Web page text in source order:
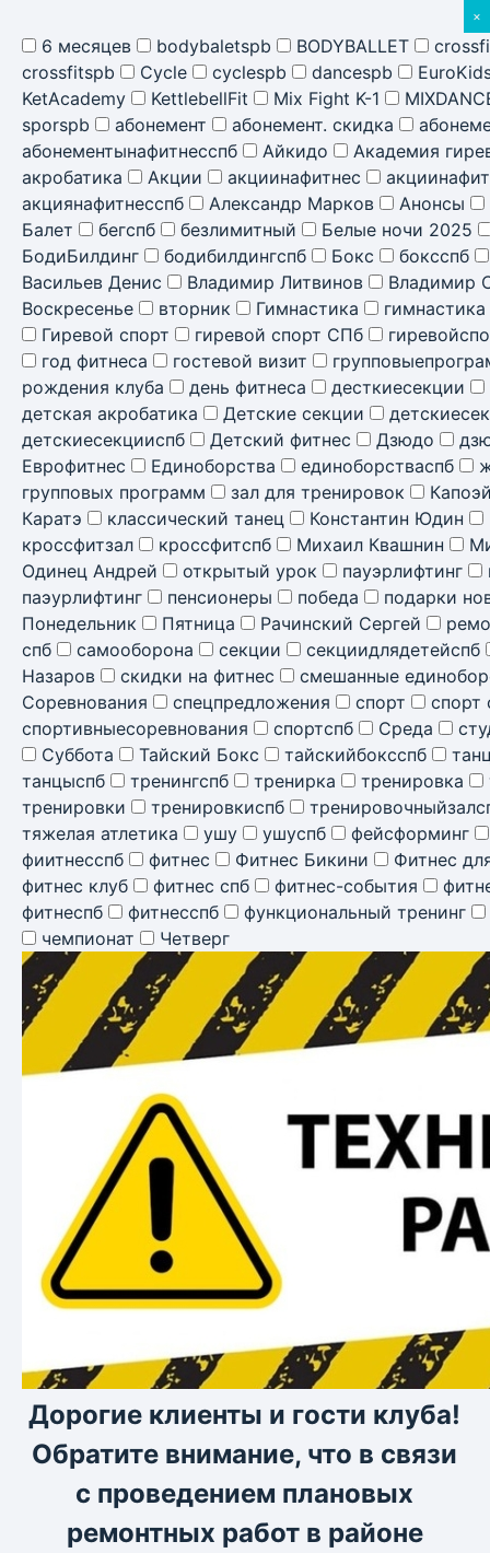
6 месяцев bodybaletspb BODYBALLET
crossfitspb
Cycle cyclespb dancespb
KetAcademy
KettlebellFit Mix Fight K-1
sporspb
абонемент абонемент. скидка
абонементынафитнесспб
Айкидо
Академия
акробатика
Акции акциинафитнес
акциянафитнесспб
Александр Марков
Анонсы
Балет
бегспб безлимитный
Белые ночи 2025
БодиБилдинг
бодибилдингспб Бокс
боксспб
Васильев Денис
Владимир Литвинов
Владимир
Воскресенье
вторник Гимнастика
гимнастика
Гиревой спорт
гиревой спорт СПб
год фитнеса
гостевой визит
рождения клуба
день фитнеса
десткиесекции
детская акробатика
Детские секции
детскиесекцииспб
Детский фитнес Дзюдо
Еврофитнес
Единоборства единоборстваспб
групповых программ
зал для тренировок
Каратэ
классический танец Константин Юдин
кроссфитзал
кроссфитспб Михаил Квашнин
Одинец Андрей
открытый урок пауэрлифтинг
паэурлифтинг
пенсионеры победа
подарки
Понедельник
Пятница Рачинский Сергей
спб
самооборона секции
секциидлядетейспб
Назаров
скидки на фитнес
смешанные
Соревнования
спецпредложения спорт
спорт
спортивныесоревнования
спортспб Среда
Суббота
Тайский Бокс тайскийбоксспб
танцыспб
тренингспб тренирка тренировка
тренировки
тренировкиспб
тяжелая атлетика
ушу ушуспб
фейсформинг
фиитнесспб
фитнес Фитнес Бикини
Фитнес
фитнес клуб
фитнес спб фитнес-события
фитнеспб
фитнесспб
функциональный тренинг
чемпионат
Четверг
Дорогие клиенты и гости клуба!
Обратите внимание, что в связи
с проведением плановых
ремонтных работ в районе
×